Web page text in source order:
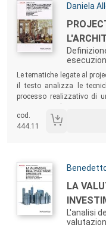
Autori:
Daniela
Titolo:
Sommario:
Le tematiche legate al
il testo analizza le
processo realizzativo di
fondamentali che
tempi e la qualità.
cod.
444.11
Autori:
Titolo:
LA
L'analisi